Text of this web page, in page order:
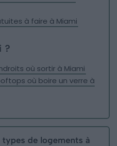
à faire à Miami
?
où sortir à Miami
où boire un verre à
types de logements à